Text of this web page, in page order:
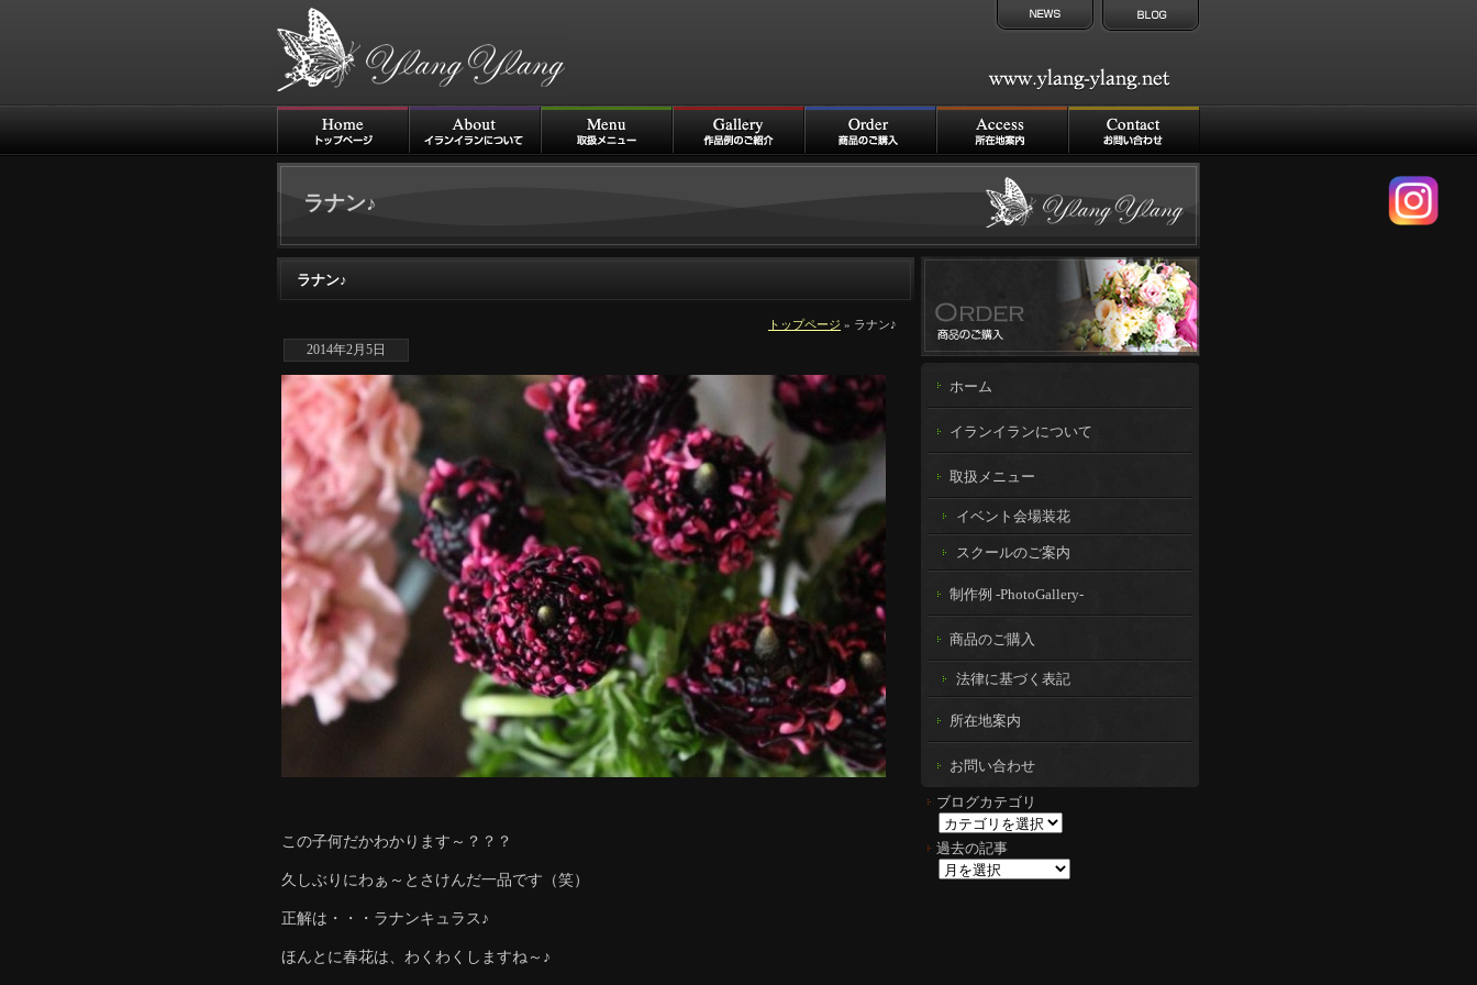
ラナン♪
ホーム
イランイランについて
取扱メニュー
イベント会場装花
スクールのご案内
制作例 -PhotoGallery-
商品のご購入
法律に基づく表記
所在地案内
お問い合わせ
ブログカテゴリ
過去の記事
ラナン♪
トップページ » ラナン♪
2014年2月5日
この子何だかわかります～？？？
久しぶりにわぁ～とさけんだ一品です（笑）
正解は・・・ラナンキュラス♪
ほんとに春花は、わくわくしますね～♪